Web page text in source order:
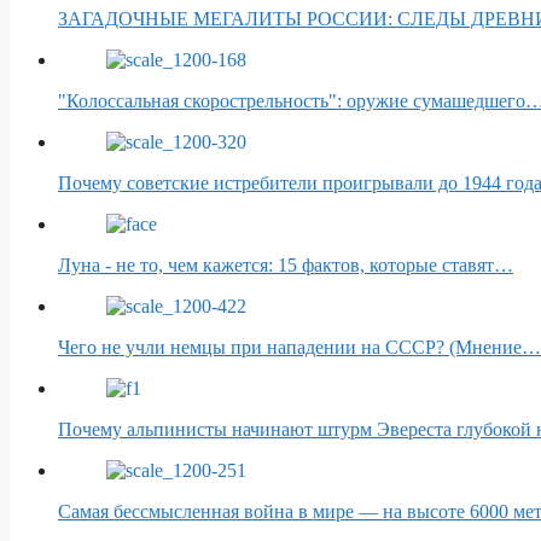
ЗАГАДОЧНЫЕ МЕГАЛИТЫ РОССИИ: СЛЕДЫ
"Колоссальная скорострельность": оружие
Почему советские истребители проигрывали до 1944
Луна - не то, чем кажется: 15 фактов, которые ставят…
Чего не учли немцы при нападении на СССР? (Мнение…
Почему альпинисты начинают штурм Эвереста глубокой
Самая бессмысленная война в мире — на высоте 6000